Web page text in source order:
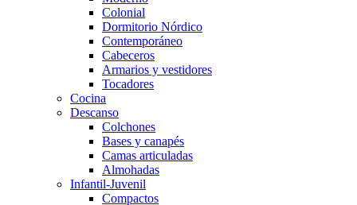
Colonial
Dormitorio Nórdico
Contemporáneo
Cabeceros
Armarios y vestidores
Tocadores
Cocina
Descanso
Colchones
Bases y canapés
Camas articuladas
Almohadas
Infantil-Juvenil
Compactos